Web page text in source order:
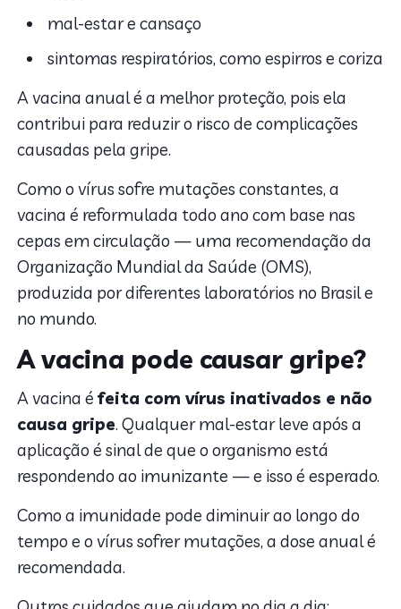
mal-estar e cansaço
sintomas respiratórios, como espirros e coriza
A vacina anual é a melhor proteção, pois ela
contribui para reduzir o risco de complicações
causadas pela gripe.
Como o vírus sofre mutações constantes, a
vacina é reformulada todo ano com base nas
cepas em circulação — uma recomendação da
Organização Mundial da Saúde (OMS),
produzida por diferentes laboratórios no Brasil e
no mundo.
A vacina pode causar gripe?
A vacina éfeita com vírus inativados e não
causa gripe. Qualquer mal-estar leve após a
aplicação é sinal de que o organismo está
respondendo ao imunizante — e isso é esperado.
Como a imunidade pode diminuir ao longo do
tempo e o vírus sofrer mutações, a dose anual é
recomendada.